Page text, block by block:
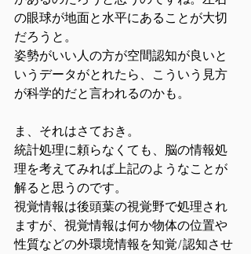
の眼球が地面と水平にあることが大切
だろうと。
姿勢がいい人の方が空間認知が良いと
いうデータがとれたら、こういう見方
が科学的だと言われるのかも。
ま、それはさておき。
統計処理に頼らなくても、脳の情報処
理を考えてみれば上記のようなことが
解ると思うのです。
視覚情報は後頭葉の視覚野で処理され
ますが、視覚情報は何か物体の位置や
性質などの外環境情報を知覚/認知させ